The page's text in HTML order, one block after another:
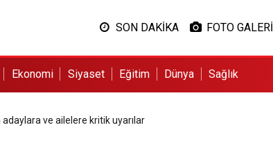
SON DAKİKA FOTO GALERİ
Ekonomi Siyaset Eğitim Dünya Sağlık
ve ailelere kritik uyarılar